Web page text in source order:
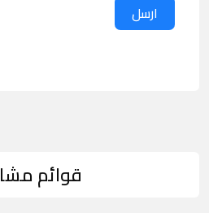
ارسل
قوائم